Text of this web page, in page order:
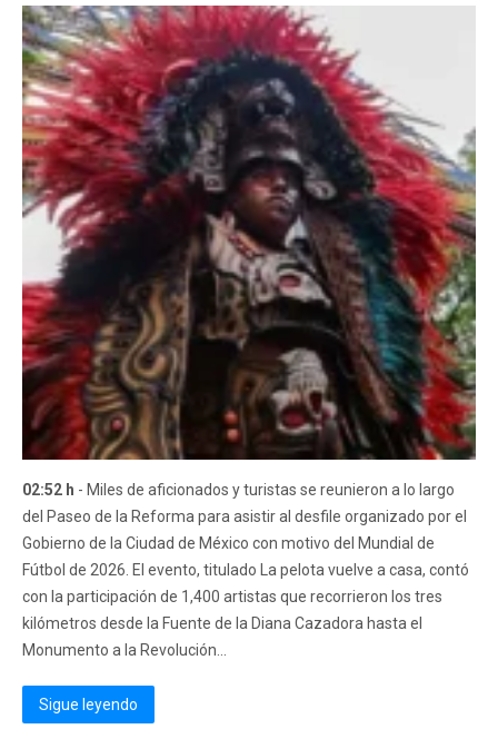
02:52 h - Miles de aficionados y turistas se reunieron a lo largo
del Paseo de la Reforma para asistir al desfile organizado por el
Gobierno de la Ciudad de México con motivo del Mundial de
Fútbol de 2026. El evento, titulado La pelota vuelve a casa, contó
con la participación de 1,400 artistas que recorrieron los tres
kilómetros desde la Fuente de la Diana Cazadora hasta el
Monumento a la Revolución...
Sigue leyendo